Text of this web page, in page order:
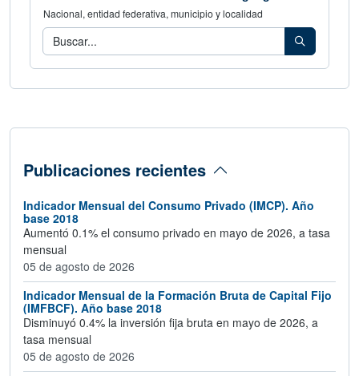
Nacional, entidad federativa, municipio y localidad
Consulta los indicadores de tu área
Buscar
Publicaciones recientes
Indicador Mensual del Consumo Privado (IMCP). Año
base 2018
Aumentó 0.1% el consumo privado en mayo de 2026, a tasa
mensual
05 de agosto de 2026
Indicador Mensual de la Formación Bruta de Capital Fijo
(IMFBCF). Año base 2018
Disminuyó 0.4% la inversión fija bruta en mayo de 2026, a
tasa mensual
05 de agosto de 2026